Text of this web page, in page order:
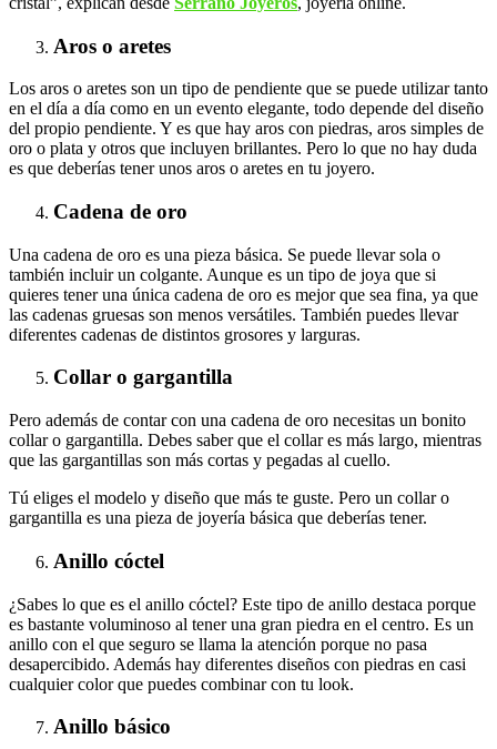
Aros o aretes
Los aros o aretes son un tipo de pendiente que se puede utilizar tanto
en el día a día como en un evento elegante, todo depende del diseño
del propio pendiente. Y es que hay aros con piedras, aros simples de
oro o plata y otros que incluyen brillantes. Pero lo que no hay duda
es que deberías tener unos aros o aretes en tu joyero.
Cadena de oro
Una cadena de oro es una pieza básica. Se puede llevar sola o
también incluir un colgante. Aunque es un tipo de joya que si
quieres tener una única cadena de oro es mejor que sea fina, ya que
las cadenas gruesas son menos versátiles. También puedes llevar
diferentes cadenas de distintos grosores y larguras.
Collar o gargantilla
Pero además de contar con una cadena de oro necesitas un bonito
collar o gargantilla. Debes saber que el collar es más largo, mientras
que las gargantillas son más cortas y pegadas al cuello.
Tú eliges el modelo y diseño que más te guste. Pero un collar o
gargantilla es una pieza de joyería básica que deberías tener.
Anillo cóctel
¿Sabes lo que es el anillo cóctel? Este tipo de anillo destaca porque
es bastante voluminoso al tener una gran piedra en el centro. Es un
anillo con el que seguro se llama la atención porque no pasa
desapercibido. Además hay diferentes diseños con piedras en casi
cualquier color que puedes combinar con tu look.
Anillo básico